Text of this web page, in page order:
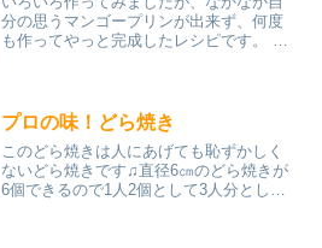
分の思うマンゴープリンが出来ず、何度
も作ってやっと完成したレシピです。 レ
じ２の水でふやか...
プロの味！どら焼き
このどら焼きは人にあげても恥ずかしく
ないどら焼きです♫直径6㎝のどら焼きが
6個できるので1人2個として3人分としま